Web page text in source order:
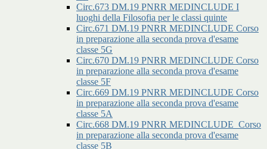
Circ.673 DM.19 PNRR MEDINCLUDE I
luoghi della Filosofia per le classi quinte
Circ.671 DM.19 PNRR MEDINCLUDE Corso
in preparazione alla seconda prova d'esame
classe 5G
Circ.670 DM.19 PNRR MEDINCLUDE Corso
in preparazione alla seconda prova d'esame
classe 5F
Circ.669 DM.19 PNRR MEDINCLUDE Corso
in preparazione alla seconda prova d'esame
classe 5A
Circ.668 DM.19 PNRR MEDINCLUDE_Corso
in preparazione alla seconda prova d'esame
classe 5B